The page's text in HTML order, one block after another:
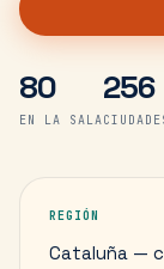
80
EN LA SALA
256
REGIÓN
Cataluña —